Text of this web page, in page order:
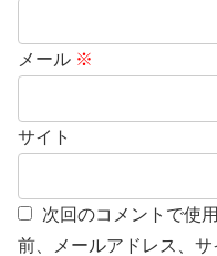
メール ※
サイト
次回のコメントで使
前、メールアドレス、サ